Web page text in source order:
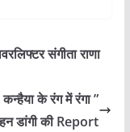
संगीता राणा
के रंग में रंगा ”
डांगी की Report